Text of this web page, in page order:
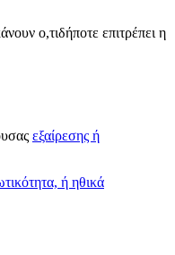
ο,τιδήποτε επιτρέπει η
εξαίρεσης ή
ή ηθικά